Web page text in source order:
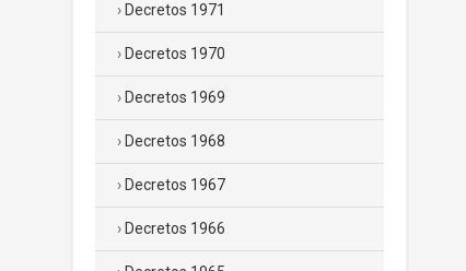
Decretos 1971
Decretos 1970
Decretos 1969
Decretos 1968
Decretos 1967
Decretos 1966